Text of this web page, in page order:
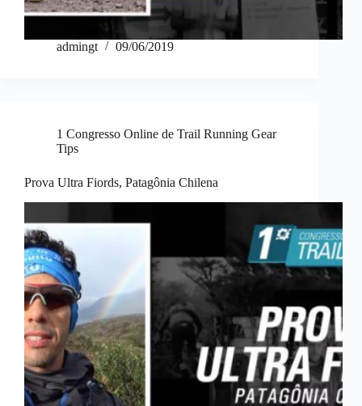
admingt 09/06/2019
1 Congresso Online de Trail Running Gear
Tips
Prova Ultra Fiords, Patagônia Chilena